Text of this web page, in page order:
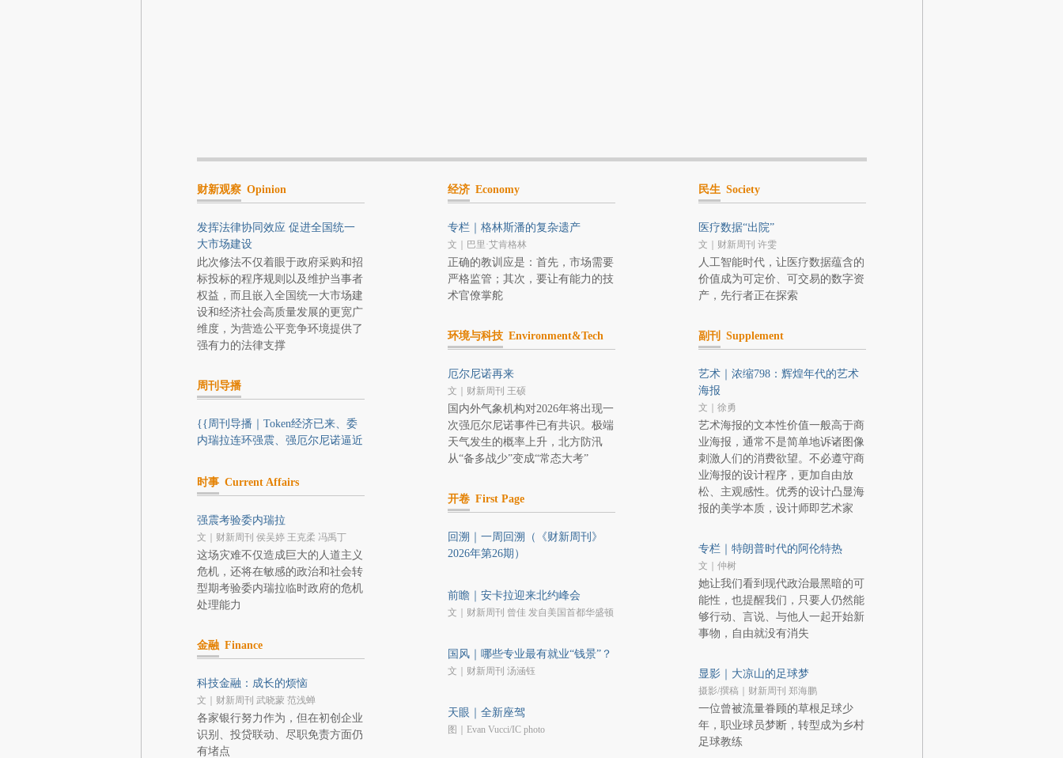
财新观察 Opinion
发挥法律协同效应 促进全国统一
大市场建设
此次修法不仅着眼于政府采购和招
标投标的程序规则以及维护当事者
权益，而且嵌入全国统一大市场建
设和经济社会高质量发展的更宽广
维度，为营造公平竞争环境提供了
强有力的法律支撑
周刊导播
{{周刊导播｜Token经济已来、委
内瑞拉连环强震、强厄尔尼诺逼近
时事 Current Affairs
强震考验委内瑞拉
文｜财新周刊 侯吴婷 王克柔 冯禹丁
这场灾难不仅造成巨大的人道主义
危机，还将在敏感的政治和社会转
型期考验委内瑞拉临时政府的危机
处理能力
金融 Finance
科技金融：成长的烦恼
文｜财新周刊 武晓蒙 范浅蝉
各家银行努力作为，但在初创企业
识别、投贷联动、尽职免责方面仍
有堵点
经济 Economy
专栏｜格林斯潘的复杂遗产
文｜巴里·艾肯格林
正确的教训应是：首先，市场需要
严格监管；其次，要让有能力的技
术官僚掌舵
环境与科技 Environment&Tech
厄尔尼诺再来
文｜财新周刊 王硕
国内外气象机构对2026年将出现一
次强厄尔尼诺事件已有共识。极端
天气发生的概率上升，北方防汛
从“备多战少”变成“常态大考”
开卷 First Page
回溯｜一周回溯（《财新周刊》
2026年第26期）
前瞻｜安卡拉迎来北约峰会
文｜财新周刊 曾佳 发自美国首都华盛顿
国风｜哪些专业最有就业“钱景”？
文｜财新周刊 汤涵钰
天眼｜全新座驾
图｜Evan Vucci/IC photo
民生 Society
医疗数据“出院”
文｜财新周刊 许雯
人工智能时代，让医疗数据蕴含的
价值成为可定价、可交易的数字资
产，先行者正在探索
副刊 Supplement
艺术｜浓缩798：辉煌年代的艺术
海报
文｜徐勇
艺术海报的文本性价值一般高于商
业海报，通常不是简单地诉诸图像
刺激人们的消费欲望。不必遵守商
业海报的设计程序，更加自由放
松、主观感性。优秀的设计凸显海
报的美学本质，设计师即艺术家
专栏｜特朗普时代的阿伦特热
文｜仲树
她让我们看到现代政治最黑暗的可
能性，也提醒我们，只要人仍然能
够行动、言说、与他人一起开始新
事物，自由就没有消失
显影｜大凉山的足球梦
摄影/撰稿｜财新周刊 郑海鹏
一位曾被流量眷顾的草根足球少
年，职业球员梦断，转型成为乡村
足球教练